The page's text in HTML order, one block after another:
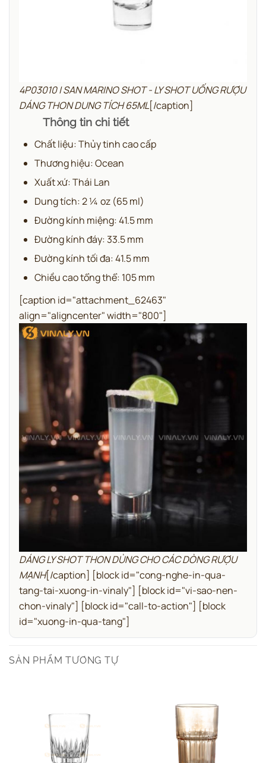
4P03010 | SAN MARINO SHOT - LY SHOT UỐNG RƯỢU
DÁNG THON DUNG TÍCH 65ML[/caption]
Thông tin chi tiết
Chất liệu: Thủy tinh cao cấp
Thương hiệu: Ocean
Xuất xứ: Thái Lan
Dung tích: 2 ¼ oz (65 ml)
Đường kính miệng: 41.5 mm
Đường kính đáy: 33.5 mm
Đường kính tối đa: 41.5 mm
Chiều cao tổng thể: 105 mm
[caption id="attachment_62463"
align="aligncenter" width="800"]
DÁNG LY SHOT THON DÙNG CHO CÁC DÒNG RƯỢU
MẠNH[/caption] [block id="cong-nghe-in-qua-
tang-tai-xuong-in-vinaly"] [block id="vi-sao-nen-
chon-vinaly"] [block id="call-to-action"] [block
id="xuong-in-qua-tang"]
SẢN PHẨM TƯƠNG TỰ